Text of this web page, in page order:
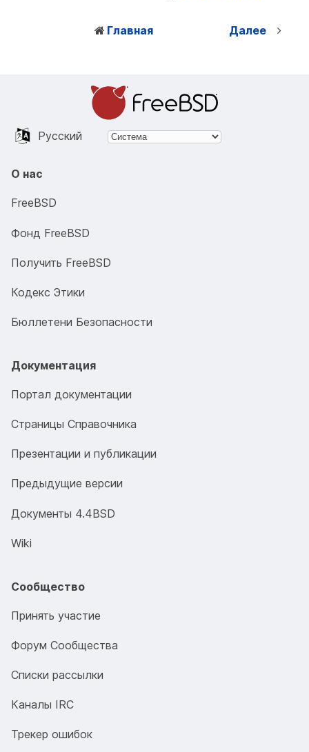
Главная Далее
Русский
О нас
FreeBSD
Фонд FreeBSD
Получить FreeBSD
Кодекс Этики
Бюллетени Безопасности
Документация
Портал документации
Страницы Справочника
Презентации и публикации
Предыдущие версии
Документы 4.4BSD
Wiki
Сообщество
Принять участие
Форум Сообщества
Списки рассылки
Каналы IRC
Трекер ошибок